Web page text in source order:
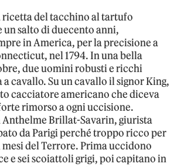
ricetta del tacchino al tartufo
salto di duecento anni,
in America, per la precisione a
nel 1794. In una bella
due uomini robusti e ricchi
a cavallo. Su un cavallo il signor King,
cacciatore americano che diceva
rimorso a ogni uccisione.
Anthelme Brillat-Savarin, giurista
da Parigi perché troppo ricco per
mesi del Terrore. Prima uccidono
e sei scoiattoli grigi, poi capitano in